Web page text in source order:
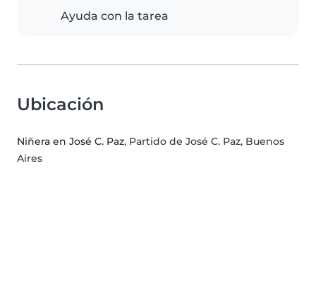
Ayuda con la tarea
Ubicación
Niñera en José C. Paz, Partido de José C. Paz, Buenos
Aires